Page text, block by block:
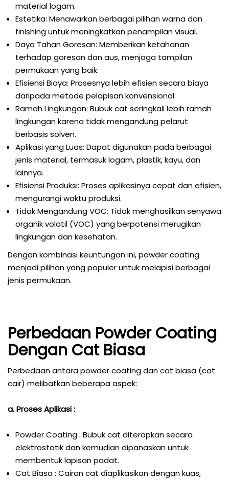
material logam.
Estetika: Menawarkan berbagai pilihan warna dan
finishing untuk meningkatkan penampilan visual.
Daya Tahan Goresan: Memberikan ketahanan
terhadap goresan dan aus, menjaga tampilan
permukaan yang baik.
Efisiensi Biaya: Prosesnya lebih efisien secara biaya
daripada metode pelapisan konvensional.
Ramah Lingkungan: Bubuk cat seringkali lebih ramah
lingkungan karena tidak mengandung pelarut
berbasis solven.
Aplikasi yang Luas: Dapat digunakan pada berbagai
jenis material, termasuk logam, plastik, kayu, dan
lainnya.
Efisiensi Produksi: Proses aplikasinya cepat dan efisien,
mengurangi waktu produksi.
Tidak Mengandung VOC: Tidak menghasilkan senyawa
organik volatil (VOC) yang berpotensi merugikan
lingkungan dan kesehatan.
Dengan kombinasi keuntungan ini, powder coating
menjadi pilihan yang populer untuk melapisi berbagai
jenis permukaan.
Perbedaan Powder Coating
Dengan Cat Biasa
Perbedaan antara powder coating dan cat biasa (cat
cair) melibatkan beberapa aspek:
a. Proses Aplikasi :
Powder Coating : Bubuk cat diterapkan secara
elektrostatik dan kemudian dipanaskan untuk
membentuk lapisan padat.
Cat Biasa : Cairan cat diaplikasikan dengan kuas,